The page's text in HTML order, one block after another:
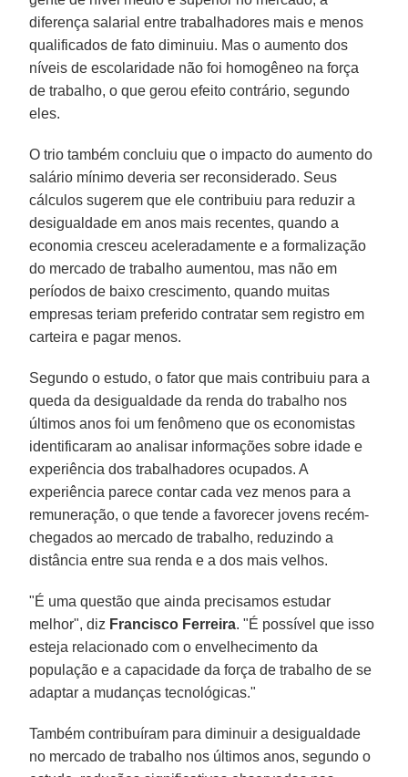
diferença salarial entre trabalhadores mais e menos
qualificados de fato diminuiu. Mas o aumento dos
níveis de escolaridade não foi homogêneo na força
de trabalho, o que gerou efeito contrário, segundo
eles.
O trio também concluiu que o impacto do aumento do
salário mínimo deveria ser reconsiderado. Seus
cálculos sugerem que ele contribuiu para reduzir a
desigualdade em anos mais recentes, quando a
economia cresceu aceleradamente e a formalização
do mercado de trabalho aumentou, mas não em
períodos de baixo crescimento, quando muitas
empresas teriam preferido contratar sem registro em
carteira e pagar menos.
Segundo o estudo, o fator que mais contribuiu para a
queda da desigualdade da renda do trabalho nos
últimos anos foi um fenômeno que os economistas
identificaram ao analisar informações sobre idade e
experiência dos trabalhadores ocupados. A
experiência parece contar cada vez menos para a
remuneração, o que tende a favorecer jovens recém-
chegados ao mercado de trabalho, reduzindo a
distância entre sua renda e a dos mais velhos.
"É uma questão que ainda precisamos estudar
melhor", diz Francisco Ferreira. "É possível que isso
esteja relacionado com o envelhecimento da
população e a capacidade da força de trabalho de se
adaptar a mudanças tecnológicas."
Também contribuíram para diminuir a desigualdade
no mercado de trabalho nos últimos anos, segundo o